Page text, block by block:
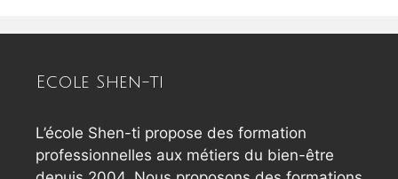
Ecole Shen-ti
L’école Shen-ti propose des formation
professionnelles aux métiers du bien-être